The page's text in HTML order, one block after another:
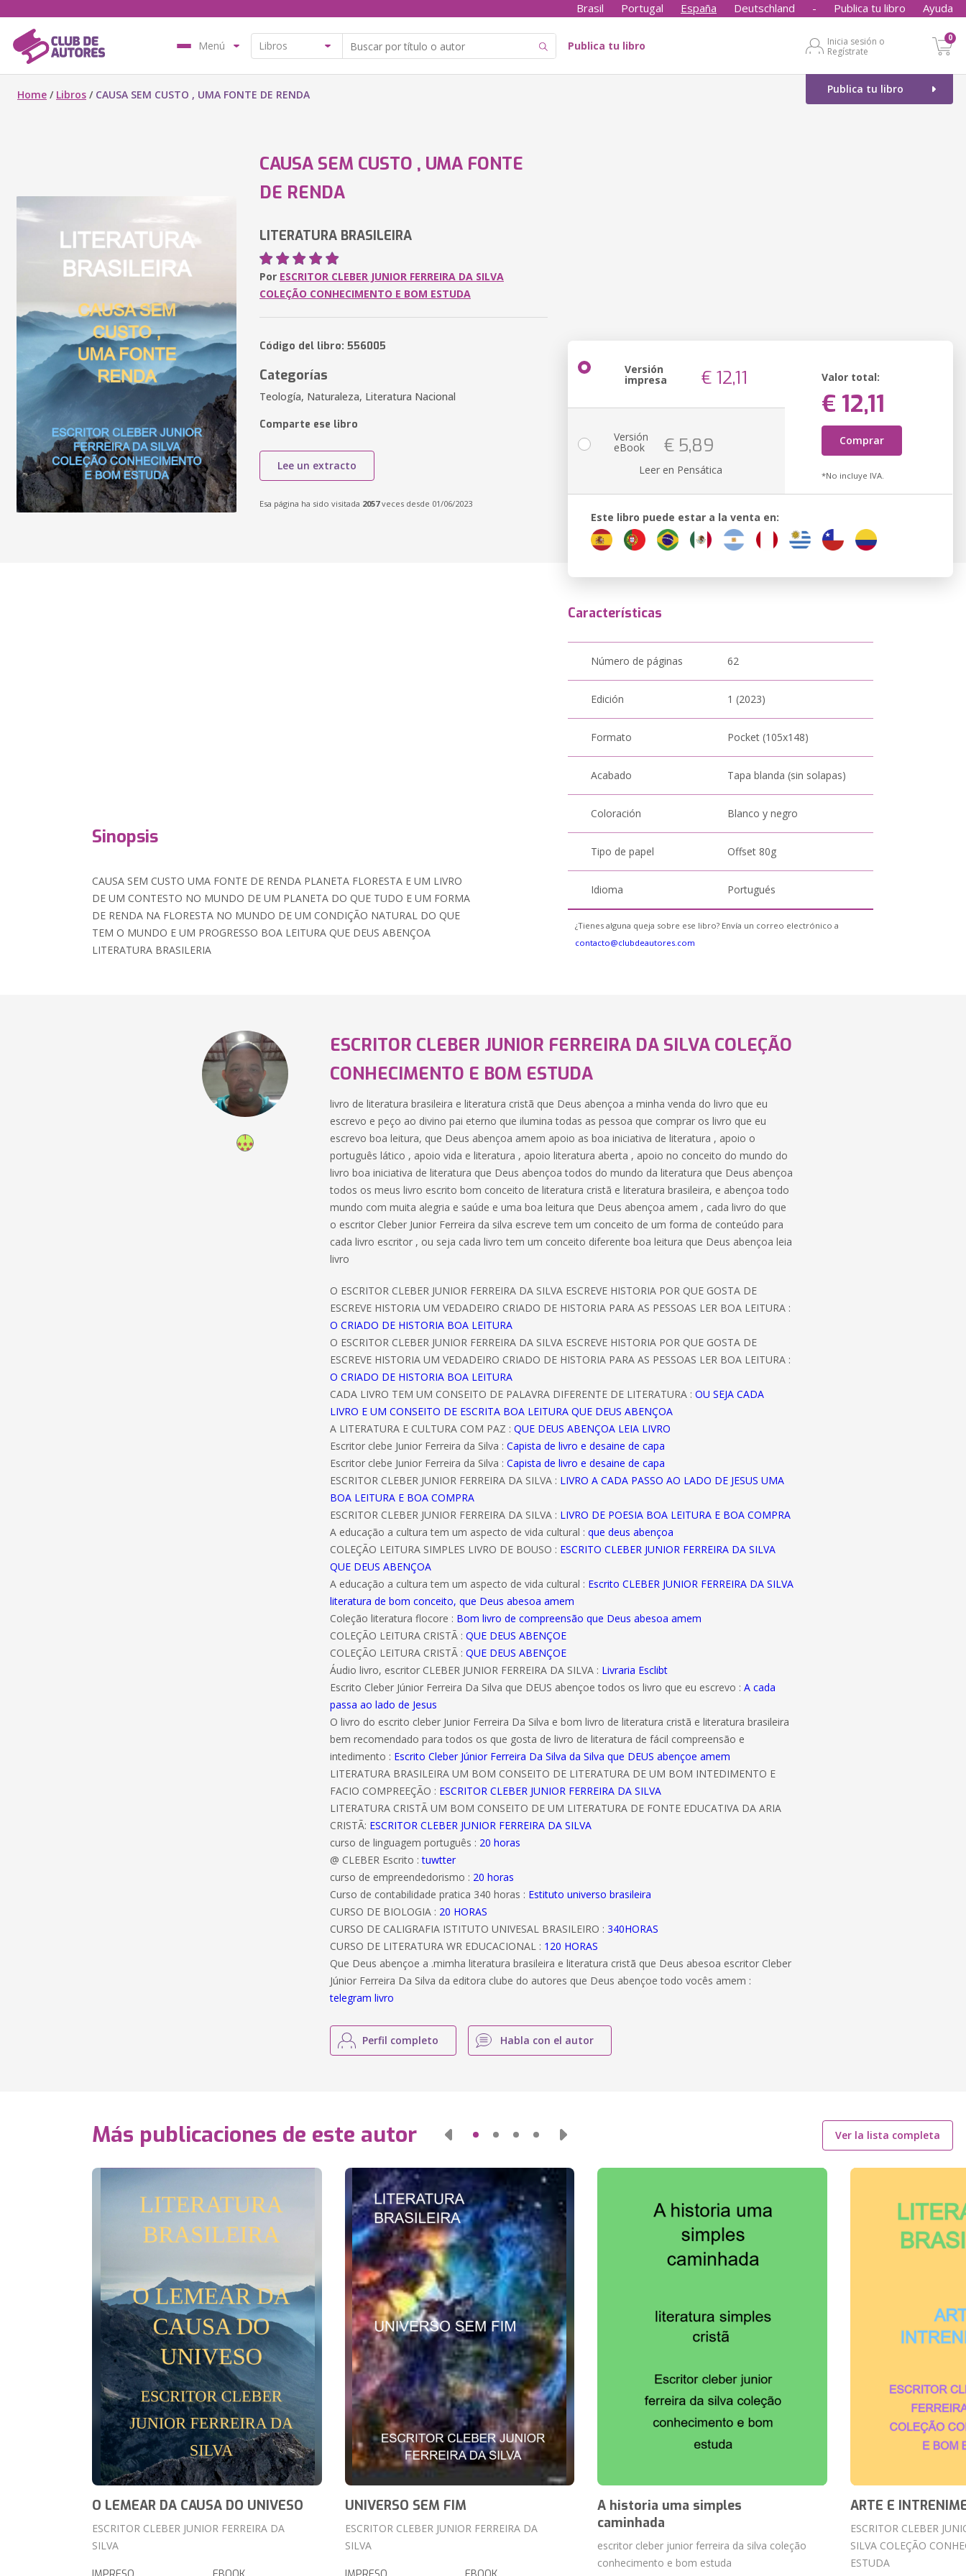
Brasil Portugal España Deutschland - Publica tu libro Ayuda
Menú Publica tu libro
Inicia sesión o
Regístrate
0
Publica tu libro
Home / Libros / CAUSA SEM CUSTO , UMA FONTE DE RENDA
CAUSA SEM CUSTO , UMA FONTE
DE RENDA
LITERATURA BRASILEIRA
Por ESCRITOR CLEBER JUNIOR FERREIRA DA SILVA
COLEÇÃO CONHECIMENTO E BOM ESTUDA
Código del libro: 556005
Categorías
Teología, Naturaleza, Literatura Nacional
Comparte ese libro
Lee un extracto
Esa página ha sido visitada 2057veces desde 01/06/2023
Versión
impresa € 12,11 Valor total:
€ 12,11
Comprar
*No incluye IVA.
Versión
eBook € 5,89
Leer en Pensática
Este libro puede estar a la venta en:
Sinopsis
CAUSA SEM CUSTO UMA FONTE DE RENDA PLANETA FLORESTA E UM LIVRO
DE UM CONTESTO NO MUNDO DE UM PLANETA DO QUE TUDO E UM FORMA
DE RENDA NA FLORESTA NO MUNDO DE UM CONDIÇÃO NATURAL DO QUE
TEM O MUNDO E UM PROGRESSO BOA LEITURA QUE DEUS ABENÇOA
LITERATURA BRASILERIA
Características
Número de páginas 62
Edición 1 (2023)
Formato Pocket (105x148)
Acabado Tapa blanda (sin solapas)
Coloración Blanco y negro
Tipo de papel Offset 80g
Idioma Portugués
¿Tienes alguna queja sobre ese libro? Envía un correo electrónico a
contacto@clubdeautores.com
ESCRITOR CLEBER JUNIOR FERREIRA DA SILVA COLEÇÃO
CONHECIMENTO E BOM ESTUDA
livro de literatura brasileira e literatura cristã que Deus abençoa a minha venda do livro que eu
escrevo e peço ao divino pai eterno que ilumina todas as pessoa que comprar os livro que eu
escrevo boa leitura, que Deus abençoa amem apoio as boa iniciativa de literatura , apoio o
português lático , apoio vida e literatura , apoio literatura aberta , apoio no conceito do mundo do
livro boa iniciativa de literatura que Deus abençoa todos do mundo da literatura que Deus abençoa
todos os meus livro escrito bom conceito de literatura cristã e literatura brasileira, e abençoa todo
mundo com muita alegria e saúde e uma boa leitura que Deus abençoa amem , cada livro do que
o escritor Cleber Junior Ferreira da silva escreve tem um conceito de um forma de conteúdo para
cada livro escritor , ou seja cada livro tem um conceito diferente boa leitura que Deus abençoa leia
livro
O ESCRITOR CLEBER JUNIOR FERREIRA DA SILVA ESCREVE HISTORIA POR QUE GOSTA DE
ESCREVE HISTORIA UM VEDADEIRO CRIADO DE HISTORIA PARA AS PESSOAS LER BOA LEITURA :
O CRIADO DE HISTORIA BOA LEITURA
O ESCRITOR CLEBER JUNIOR FERREIRA DA SILVA ESCREVE HISTORIA POR QUE GOSTA DE
ESCREVE HISTORIA UM VEDADEIRO CRIADO DE HISTORIA PARA AS PESSOAS LER BOA LEITURA :
O CRIADO DE HISTORIA BOA LEITURA
CADA LIVRO TEM UM CONSEITO DE PALAVRA DIFERENTE DE LITERATURA :OU SEJA CADA
LIVRO E UM CONSEITO DE ESCRITA BOA LEITURA QUE DEUS ABENÇOA
A LITERATURA E CULTURA COM PAZ :QUE DEUS ABENÇOA LEIA LIVRO
Escritor clebe Junior Ferreira da Silva :Capista de livro e desaine de capa
Escritor clebe Junior Ferreira da Silva :Capista de livro e desaine de capa
ESCRITOR CLEBER JUNIOR FERREIRA DA SILVA : LIVRO A CADA PASSO AO LADO DE JESUS UMA
BOA LEITURA E BOA COMPRA
ESCRITOR CLEBER JUNIOR FERREIRA DA SILVA : LIVRO DE POESIA BOA LEITURA E BOA COMPRA
A educação a cultura tem um aspecto de vida cultural :que deus abençoa
COLEÇÃO LEITURA SIMPLES LIVRO DE BOUSO : ESCRITO CLEBER JUNIOR FERREIRA DA SILVA
QUE DEUS ABENÇOA
A educação a cultura tem um aspecto de vida cultural : Escrito CLEBER JUNIOR FERREIRA DA SILVA
literatura de bom conceito, que Deus abesoa amem
Coleção literatura flocore : Bom livro de compreensão que Deus abesoa amem
COLEÇÃO LEITURA CRISTÃ :QUE DEUS ABENÇOE
COLEÇÃO LEITURA CRISTÃ :QUE DEUS ABENÇOE
Áudio livro, escritor CLEBER JUNIOR FERREIRA DA SILVA : Livraria Esclibt
Escrito Cleber Júnior Ferreira Da Silva que DEUS abençoe todos os livro que eu escrevo :A cada
passa ao lado de Jesus
O livro do escrito cleber Junior Ferreira Da Silva e bom livro de literatura cristã e literatura brasileira
bem recomendado para todos os que gosta de livro de literatura de fácil compreensão e
intedimento : Escrito Cleber Júnior Ferreira Da Silva da Silva que DEUS abençoe amem
LITERATURA BRASILEIRA UM BOM CONSEITO DE LITERATURA DE UM BOM INTEDIMENTO E
FACIO COMPREEÇÃO : ESCRITOR CLEBER JUNIOR FERREIRA DA SILVA
LITERATURA CRISTÃ UM BOM CONSEITO DE UM LITERATURA DE FONTE EDUCATIVA DA ARIA
CRISTÃ: ESCRITOR CLEBER JUNIOR FERREIRA DA SILVA
curso de linguagem português : 20 horas
@ CLEBER Escrito :tuwtter
curso de empreendedorismo : 20 horas
Curso de contabilidade pratica 340 horas : Estituto universo brasileira
CURSO DE BIOLOGIA : 20 HORAS
CURSO DE CALIGRAFIA ISTITUTO UNIVESAL BRASILEIRO :340HORAS
CURSO DE LITERATURA WR EDUCACIONAL : 120 HORAS
Que Deus abençoe a .mimha literatura brasileira e literatura cristã que Deus abesoa escritor Cleber
Júnior Ferreira Da Silva da editora clube do autores que Deus abençoe todo vocês amem :
telegram livro
Perfil completo Habla con el autor
Más publicaciones de este autor Ver la lista completa
O LEMEAR DA CAUSA DO UNIVESO
ESCRITOR CLEBER JUNIOR FERREIRA DA
SILVA
UNIVERSO SEM FIM
ESCRITOR CLEBER JUNIOR FERREIRA DA
SILVA
A historia uma simples
caminhada
escritor cleber junior ferreira da silva coleção
conhecimento e bom estuda
ARTE E
ESCRITOR CLEBER
SILVA COLEÇÃO
ESTUDA